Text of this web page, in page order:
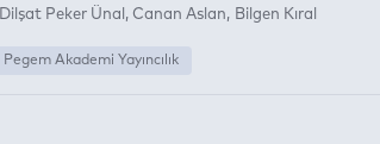
Dilşat Peker Ünal
Canan Aslan Bilgen Kıral
Pegem Akademi Yayıncılık